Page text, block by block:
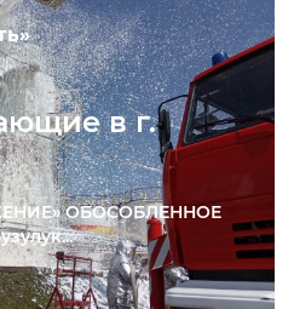
в г.
ОБОСОБЛЕННОЕ